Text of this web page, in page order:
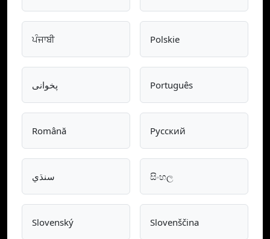
ਪੰਜਾਬੀ Polskie
پخوانی Português
Română Pусский
سنڌي සිංහල
Slovenský Slovenščina